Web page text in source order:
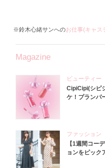
※鈴木心緒サンへのお仕事(キャス
Magazine
ビューティー
CipiCipi(シピ
ケ！プランパ
ファッション
【1週間コー
ョンをピッ